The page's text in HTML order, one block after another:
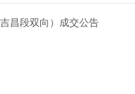
昌段双向）成交公告